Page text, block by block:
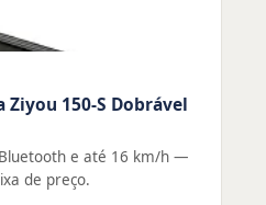
150-S Dobrável
e até 16 km/h —
de preço.